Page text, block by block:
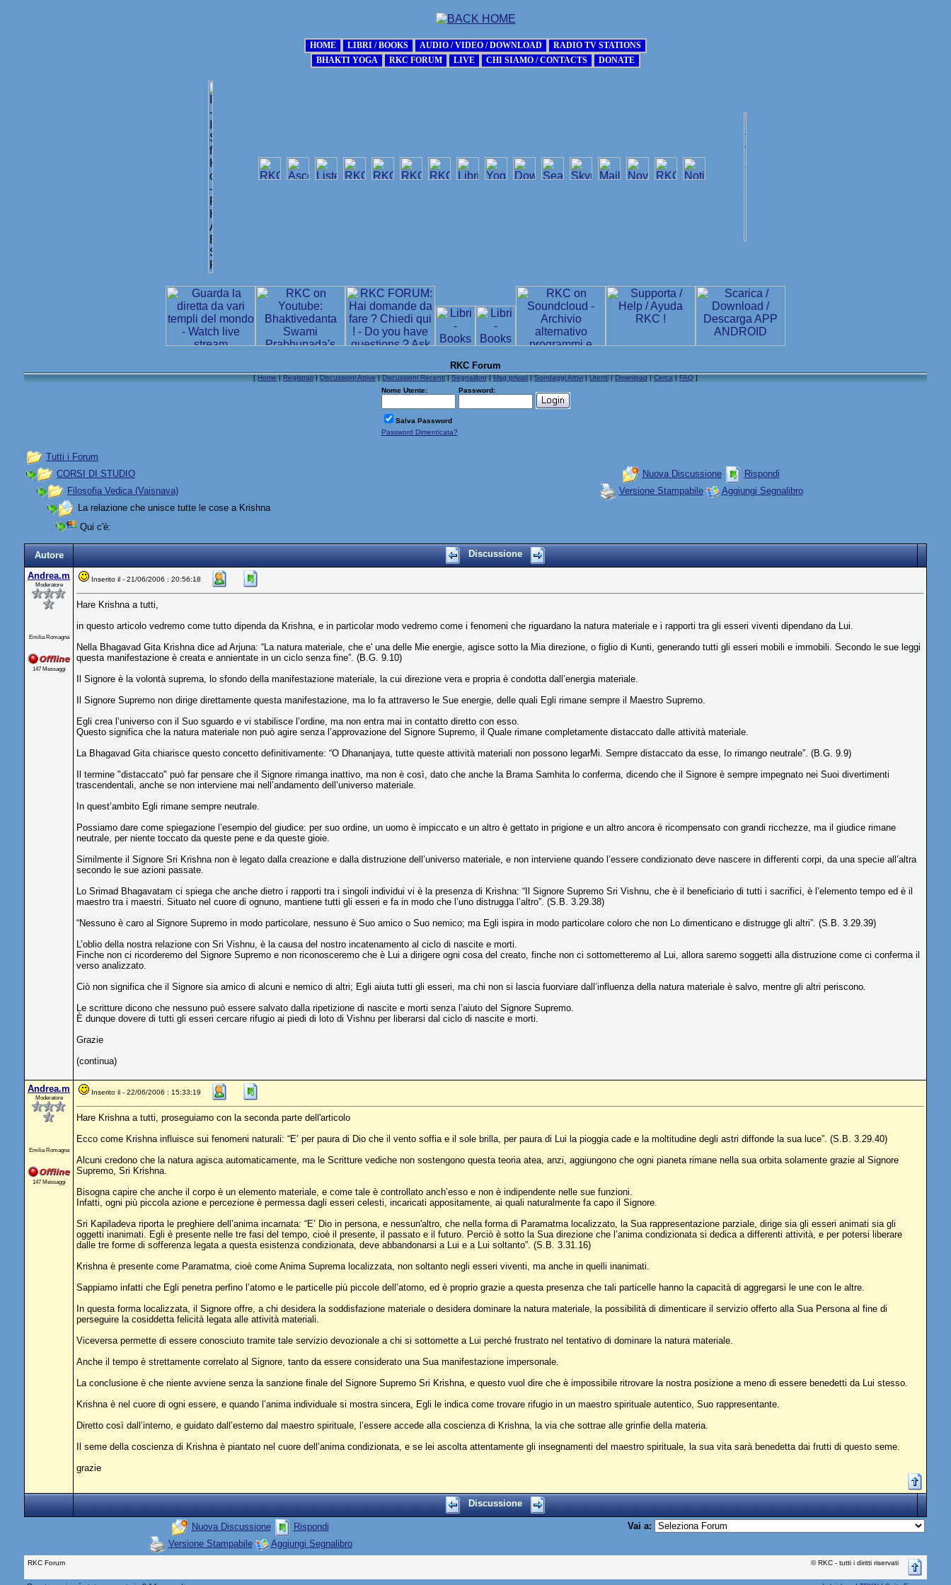
RKC Forum
[Home|Registrati|Discussioni Attive|Discussioni Recenti|Segnalibro|Msg privati|Sondaggi Attivi|Utenti|Download|Cerca|FAQ]
Nome Utente:
Password:
Salva Password
Password Dimenticata?
Tutti i Forum
CORSI DI STUDIO
Filosofia Vedica (Vaisnava)
La relazione che unisce tutte le cose a Krishna
Nuova Discussione
Rispondi
Versione Stampabile
Aggiungi Segnalibro
Qui c'è:
Autore Discussione
Andrea.m
Moderatore
Emilia Romagna
147 Messaggi
Inserito il - 21/06/2006 : 20:56:18
Hare Krishna a tutti,
in questo articolo vedremo come tutto dipenda da Krishna, e in particolar modo vedremo come i fenomeni che riguardano la natura materiale e i rapporti tra gli esseri viventi dipendano da Lui.
Nella Bhagavad Gita Krishna dice ad Arjuna: “La natura materiale, che e' una delle Mie energie, agisce sotto la Mia direzione, o figlio di Kunti, generando tutti gli esseri mobili e immobili. Secondo le sue leggi
questa manifestazione è creata e annientate in un ciclo senza fine”. (B.G. 9.10)
Il Signore è la volontà suprema, lo sfondo della manifestazione materiale, la cui direzione vera e propria è condotta dall’energia materiale.
Il Signore Supremo non dirige direttamente questa manifestazione, ma lo fa attraverso le Sue energie, delle quali Egli rimane sempre il Maestro Supremo.
Egli crea l’universo con il Suo sguardo e vi stabilisce l’ordine, ma non entra mai in contatto diretto con esso.
Questo significa che la natura materiale non può agire senza l’approvazione del Signore Supremo, il Quale rimane completamente distaccato dalle attività materiale.
La Bhagavad Gita chiarisce questo concetto definitivamente: “O Dhananjaya, tutte queste attività materiali non possono legarMi. Sempre distaccato da esse, Io rimango neutrale”. (B.G. 9.9)
Il termine "distaccato" può far pensare che il Signore rimanga inattivo, ma non è così, dato che anche la Brama Samhita lo conferma, dicendo che il Signore è sempre impegnato nei Suoi divertimenti
trascendentali, anche se non interviene mai nell’andamento dell’universo materiale.
In quest’ambito Egli rimane sempre neutrale.
Possiamo dare come spiegazione l’esempio del giudice: per suo ordine, un uomo è impiccato e un altro è gettato in prigione e un altro ancora è ricompensato con grandi ricchezze, ma il giudice rimane
neutrale, per niente toccato da queste pene e da queste gioie.
Similmente il Signore Sri Krishna non è legato dalla creazione e dalla distruzione dell’universo materiale, e non interviene quando l’essere condizionato deve nascere in differenti corpi, da una specie all’altra
secondo le sue azioni passate.
Lo Srimad Bhagavatam ci spiega che anche dietro i rapporti tra i singoli individui vi è la presenza di Krishna: “Il Signore Supremo Sri Vishnu, che è il beneficiario di tutti i sacrifici, è l’elemento tempo ed è il
maestro tra i maestri. Situato nel cuore di ognuno, mantiene tutti gli esseri e fa in modo che l’uno distrugga l’altro”. (S.B. 3.29.38)
“Nessuno è caro al Signore Supremo in modo particolare, nessuno è Suo amico o Suo nemico; ma Egli ispira in modo particolare coloro che non Lo dimenticano e distrugge gli altri”. (S.B. 3.29.39)
L’oblio della nostra relazione con Sri Vishnu, è la causa del nostro incatenamento al ciclo di nascite e morti.
Finche non ci ricorderemo del Signore Supremo e non riconosceremo che è Lui a dirigere ogni cosa del creato, finche non ci sottometteremo al Lui, allora saremo soggetti alla distruzione come ci conferma il
verso analizzato.
Ciò non significa che il Signore sia amico di alcuni e nemico di altri; Egli aiuta tutti gli esseri, ma chi non si lascia fuorviare dall’influenza della natura materiale è salvo, mentre gli altri periscono.
Le scritture dicono che nessuno può essere salvato dalla ripetizione di nascite e morti senza l’aiuto del Signore Supremo.
È dunque dovere di tutti gli esseri cercare rifugio ai piedi di loto di Vishnu per liberarsi dal ciclo di nascite e morti.
Grazie
(continua)
Andrea.m
Moderatore
Emilia Romagna
147 Messaggi
Inserito il - 22/06/2006 : 15:33:19
Hare Krishna a tutti, proseguiamo con la seconda parte dell'articolo
Ecco come Krishna influisce sui fenomeni naturali: “E’ per paura di Dio che il vento soffia e il sole brilla, per paura di Lui la pioggia cade e la moltitudine degli astri diffonde la sua luce”. (S.B. 3.29.40)
Alcuni credono che la natura agisca automaticamente, ma le Scritture vediche non sostengono questa teoria atea, anzi, aggiungono che ogni pianeta rimane nella sua orbita solamente grazie al Signore
Supremo, Sri Krishna.
Bisogna capire che anche il corpo è un elemento materiale, e come tale è controllato anch’esso e non è indipendente nelle sue funzioni.
Infatti, ogni più piccola azione e percezione è permessa dagli esseri celesti, incaricati appositamente, ai quali naturalmente fa capo il Signore.
Sri Kapiladeva riporta le preghiere dell’anima incarnata: “E’ Dio in persona, e nessun'altro, che nella forma di Paramatma localizzato, la Sua rappresentazione parziale, dirige sia gli esseri animati sia gli
oggetti inanimati. Egli è presente nelle tre fasi del tempo, cioè il presente, il passato e il futuro. Perciò è sotto la Sua direzione che l’anima condizionata si dedica a differenti attività, e per potersi liberare
dalle tre forme di sofferenza legata a questa esistenza condizionata, deve abbandonarsi a Lui e a Lui soltanto”. (S.B. 3.31.16)
Krishna è presente come Paramatma, cioè come Anima Suprema localizzata, non soltanto negli esseri viventi, ma anche in quelli inanimati.
Sappiamo infatti che Egli penetra perfino l’atomo e le particelle più piccole dell’atomo, ed è proprio grazie a questa presenza che tali particelle hanno la capacità di aggregarsi le une con le altre.
In questa forma localizzata, il Signore offre, a chi desidera la soddisfazione materiale o desidera dominare la natura materiale, la possibilità di dimenticare il servizio offerto alla Sua Persona al fine di
perseguire la cosiddetta felicità legata alle attività materiali.
Viceversa permette di essere conosciuto tramite tale servizio devozionale a chi si sottomette a Lui perché frustrato nel tentativo di dominare la natura materiale.
Anche il tempo è strettamente correlato al Signore, tanto da essere considerato una Sua manifestazione impersonale.
La conclusione è che niente avviene senza la sanzione finale del Signore Supremo Sri Krishna, e questo vuol dire che è impossibile ritrovare la nostra posizione a meno di essere benedetti da Lui stesso.
Krishna è nel cuore di ogni essere, e quando l’anima individuale si mostra sincera, Egli le indica come trovare rifugio in un maestro spirituale autentico, Suo rappresentante.
Diretto così dall’interno, e guidato dall’esterno dal maestro spirituale, l’essere accede alla coscienza di Krishna, la via che sottrae alle grinfie della materia.
Il seme della coscienza di Krishna è piantato nel cuore dell’anima condizionata, e se lei ascolta attentamente gli insegnamenti del maestro spirituale, la sua vita sarà benedetta dai frutti di questo seme.
grazie
Discussione
Nuova Discussione
Rispondi
Versione Stampabile
Aggiungi Segnalibro
Vai a:
RKC Forum © RKC - tutti i diritti riservati